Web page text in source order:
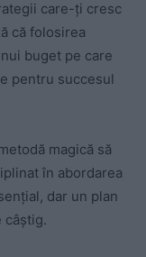
care-ți cresc
că folosirea
buget pe care
pentru succesul
magică să
în abordarea
dar un plan
câștig.